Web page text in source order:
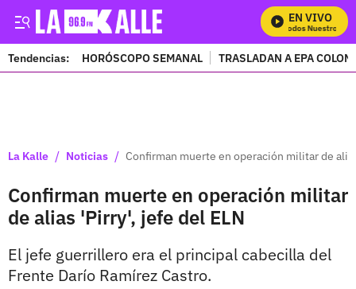
EN VIVO
Mira Todos Nuestros
Tendencias: HORÓSCOPO SEMANAL TRASLADAN A EPA
La Kalle / Noticias / Confirman muerte en operación militar de
Confirman muerte en operación militar
de alias 'Pirry', jefe del ELN
El jefe guerrillero era el principal cabecilla del
Frente Darío Ramírez Castro.